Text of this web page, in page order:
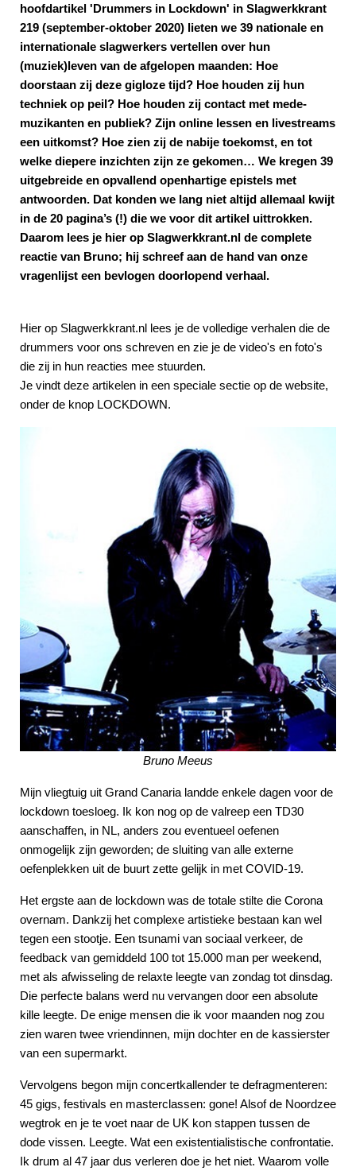
hoofdartikel 'Drummers in Lockdown' in Slagwerkkrant
219 (september-oktober 2020) lieten we 39 nationale en
internationale slagwerkers vertellen over hun
(muziek)leven van de afgelopen maanden: Hoe
doorstaan zij deze gigloze tijd? Hoe houden zij hun
techniek op peil? Hoe houden zij contact met mede-
muzikanten en publiek? Zijn online lessen en livestreams
een uitkomst? Hoe zien zij de nabije toekomst, en tot
welke diepere inzichten zijn ze gekomen… We kregen 39
uitgebreide en opvallend openhartige epistels met
antwoorden. Dat konden we lang niet altijd allemaal kwijt
in de 20 pagina’s (!) die we voor dit artikel uittrokken.
Daarom lees je hier op Slagwerkkrant.nl de complete
reactie van Bruno; hij schreef aan de hand van onze
vragenlijst een bevlogen doorlopend verhaal.
Hier op Slagwerkkrant.nl lees je de volledige verhalen die de
drummers voor ons schreven en zie je de video's en foto's
die zij in hun reacties mee stuurden.
Je vindt deze artikelen in een speciale sectie op de website,
onder de knop LOCKDOWN.
Bruno Meeus
Mijn vliegtuig uit Grand Canaria landde enkele dagen voor de
lockdown toesloeg. Ik kon nog op de valreep een TD30
aanschaffen, in NL, anders zou eventueel oefenen
onmogelijk zijn geworden; de sluiting van alle externe
oefenplekken uit de buurt zette gelijk in met COVID-19.
Het ergste aan de lockdown was de totale stilte die Corona
overnam. Dankzij het complexe artistieke bestaan kan wel
tegen een stootje. Een tsunami van sociaal verkeer, de
feedback van gemiddeld 100 tot 15.000 man per weekend,
met als afwisseling de relaxte leegte van zondag tot dinsdag.
Die perfecte balans werd nu vervangen door een absolute
kille leegte. De enige mensen die ik voor maanden nog zou
zien waren twee vriendinnen, mijn dochter en de kassierster
van een supermarkt.
Vervolgens begon mijn concertkallender te defragmenteren:
45 gigs, festivals en masterclassen: gone! Alsof de Noordzee
wegtrok en je te voet naar de UK kon stappen tussen de
dode vissen. Leegte. Wat een existentialistische confrontatie.
Ik drum al 47 jaar dus verleren doe je het niet. Waarom volle